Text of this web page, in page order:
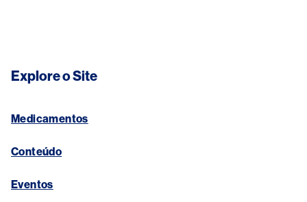
Explore o Site
Medicamentos
Conteúdo
Eventos